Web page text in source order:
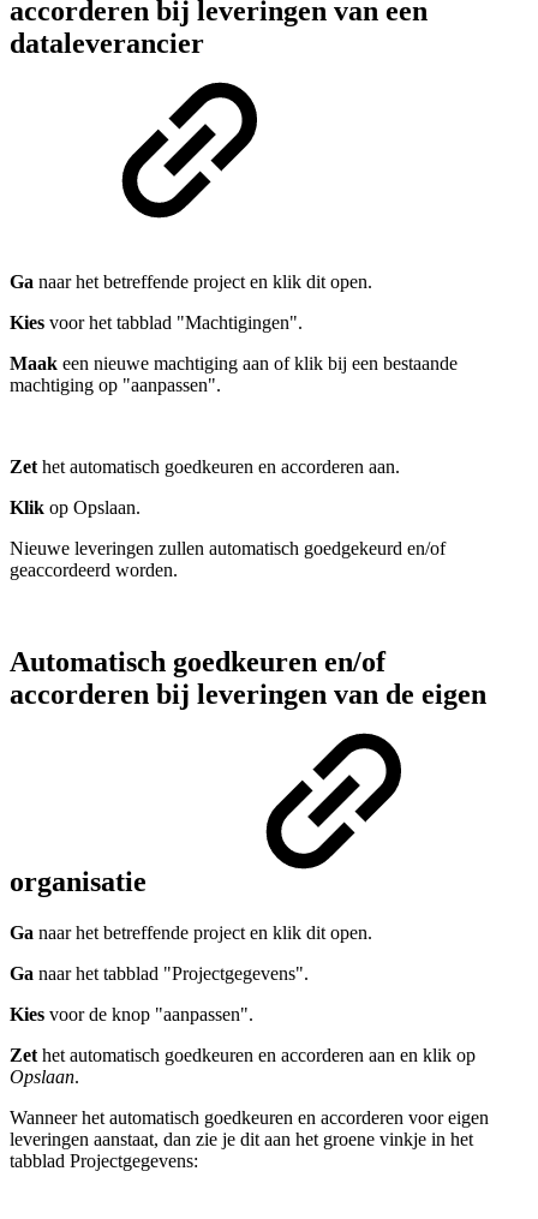
accorderen bij leveringen van een
dataleverancier
Ga naar het betreffende project en klik dit open.
Kies voor het tabblad "Machtigingen".
Maak een nieuwe machtiging aan of klik bij een bestaande
machtiging op "aanpassen".
Zet het automatisch goedkeuren en accorderen aan.
Klik op Opslaan.
Nieuwe leveringen zullen automatisch goedgekeurd en/of
geaccordeerd worden.
Automatisch goedkeuren en/of
accorderen bij leveringen van de eigen
organisatie
Ga naar het betreffende project en klik dit open.
Ga naar het tabblad "Projectgegevens".
Kies voor de knop "aanpassen".
Zet het automatisch goedkeuren en accorderen aan en klik op
Opslaan.
Wanneer het automatisch goedkeuren en accorderen voor eigen
leveringen aanstaat, dan zie je dit aan het groene vinkje in het
tabblad Projectgegevens: